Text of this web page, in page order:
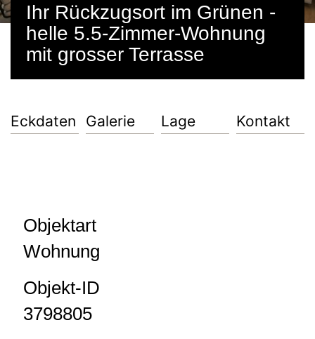
Ihr Rückzugsort im Grünen -
helle 5.5-Zimmer-Wohnung
mit grosser Terrasse
Eckdaten Galerie Lage Kontakt
Objektart
Wohnung
Objekt-ID
3798805